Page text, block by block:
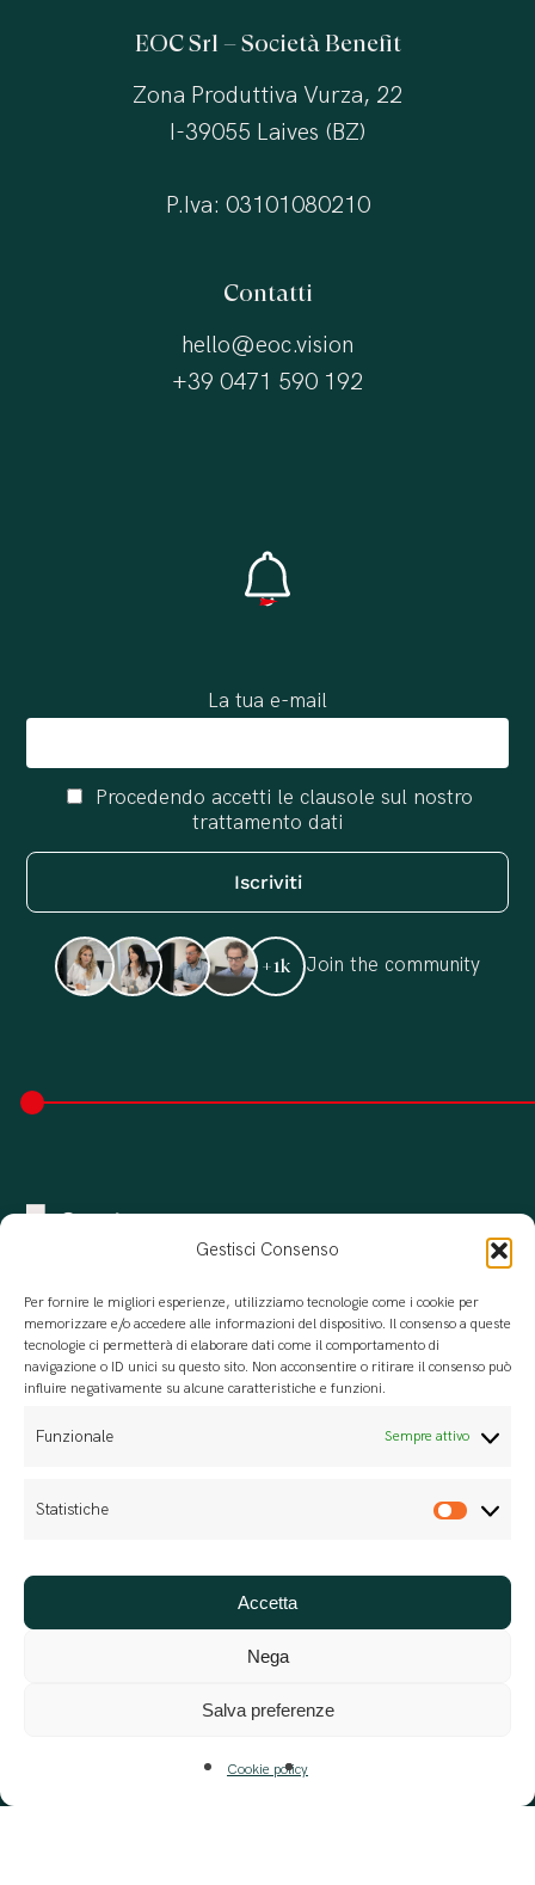
Gestisci Consenso
Per fornire le migliori esperienze, utilizziamo tecnologie come i cookie per
memorizzare e/o accedere alle informazioni del dispositivo. Il consenso a queste
tecnologie ci permetterà di elaborare dati come il comportamento di
navigazione o ID unici su questo sito. Non acconsentire o ritirare il consenso può
influire negativamente su alcune caratteristiche e funzioni.
Funzionale Sempre attivo
Statistiche
Accetta
Nega
Salva preferenze
Cookie policy
EOC Srl – Società Benefit
Zona Produttiva Vurza, 22
I-39055 Laives (BZ)
P.Iva: 03101080210
Contatti
hello@eoc.vision
+39 0471 590 192
La tua e-mail
Procedendo accetti le clausole sul nostro
trattamento dati
+1k Join the community
Per progettazione, erogazione e valutazione di
Società di consulenza